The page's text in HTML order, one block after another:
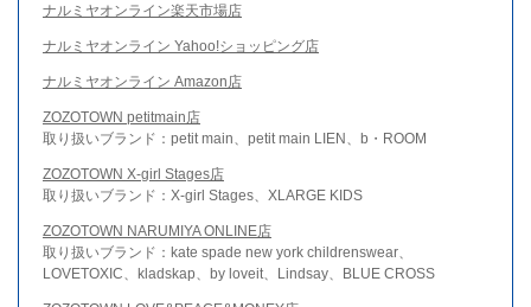
ナルミヤオンライン楽天市場店
ナルミヤオンライン Yahoo!ショッピング店
ナルミヤオンライン Amazon店
ZOZOTOWN petitmain店
取り扱いブランド：petit main、petit main LIEN、b・ROOM
ZOZOTOWN X-girl Stages店
取り扱いブランド：X-girl Stages、XLARGE KIDS
ZOZOTOWN NARUMIYA ONLINE店
取り扱いブランド：kate spade new york childrenswear、
LOVETOXIC、kladskap、by loveit、Lindsay、BLUE CROSS